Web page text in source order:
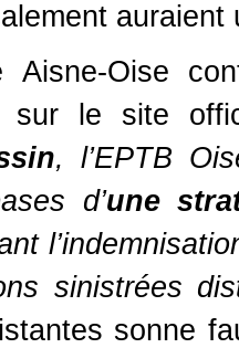
auraient
Aisne-Oise
sur le site
, l’EPTB
d’une
sinistrées
sonne